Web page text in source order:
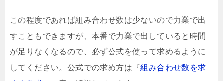
この程度であれば組み合わせ数は少ないので力業で出
すこともできますが、本番で力業で出していると時間
が足りなくなるので、必ず公式を使って求めるように
してください。公式での求め方は『組み合わせ数を求